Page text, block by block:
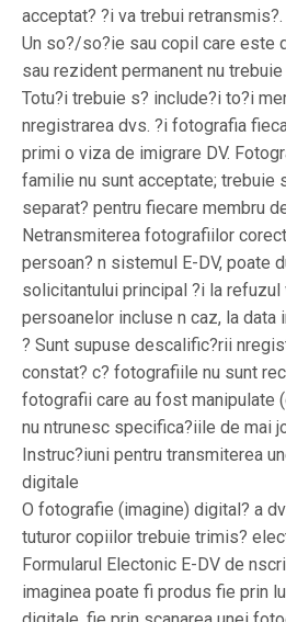
acceptat? ?i va trebui retransmis?.
Un so?/so?ie sau copil care este
sau rezident permanent nu
Totu?i trebuie s? include?i to?i
nregistrarea dvs. ?i fotografia
primi o viza de imigrare DV.
familie nu sunt acceptate; trebuie
separat? pentru fiecare membru
Netransmiterea fotografiilor
persoan? n sistemul E-DV, poate
solicitantului principal ?i la
persoanelor incluse n caz, la data
? Sunt supuse descalific?rii
constat? c? fotografiile nu sunt
fotografii care au fost manipulate
nu ntrunesc specifica?iile de mai
Instruc?iuni pentru transmiterea
digitale
O fotografie (imagine) digital? a
tuturor copiilor trebuie trimis?
Formularul Electonic E-DV de
imaginea poate fi produs fie prin